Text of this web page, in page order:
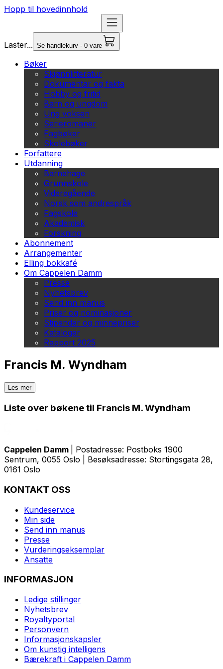
Hopp til hovedinnhold
Laster... Se handlekurv - 0 vare
Bøker
Skjønnlitteratur
Dokumentar og fakta
Hobby og fritid
Barn og ungdom
Ung voksen
Serieromaner
Fagbøker
Skolebøker
Forfattere
Utdanning
Barnehage
Grunnskole
Videregående
Norsk som andrespråk
Fagskole
Akademisk
Forskning
Abonnement
Arrangementer
Elling bokkafé
Om Cappelen Damm
Presse
Nyhetsbrev
Send inn manus
Priser og nominasjoner
Stipender og minnepriser
Kataloger
Rapport 2025
Francis M. Wyndham
Les mer
Liste over bøkene til Francis M. Wyndham
Cappelen Damm
| Postadresse: Postboks 1900
Sentrum, 0055 Oslo | Besøksadresse: Stortingsgata 28,
0161 Oslo
KONTAKT OSS
Kundeservice
Min side
Send inn manus
Presse
Vurderingseksemplar
Ansatte
INFORMASJON
Ledige stillinger
Nyhetsbrev
Royaltyportal
Personvern
Informasjonskapsler
Om kunstig intelligens
Bærekraft i Cappelen Damm